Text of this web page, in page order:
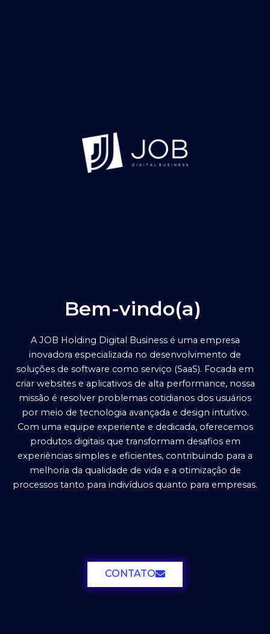
Bem-vindo(a)
A JOB Holding Digital Business é uma empresa
inovadora especializada no desenvolvimento de
soluções de software como serviço (SaaS). Focada em
criar websites e aplicativos de alta performance, nossa
missão é resolver problemas cotidianos dos usuários
por meio de tecnologia avançada e design intuitivo.
Com uma equipe experiente e dedicada, oferecemos
produtos digitais que transformam desafios em
experiências simples e eficientes, contribuindo para a
melhoria da qualidade de vida e a otimização de
processos tanto para indivíduos quanto para empresas.
CONTATO